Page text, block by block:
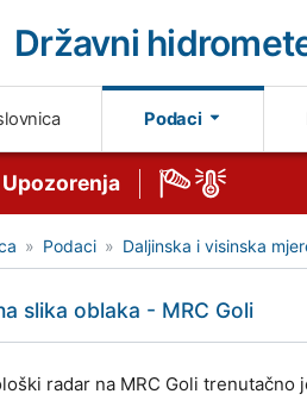
Državni
Podaci
Upozorenja
Podaci Daljinska i visinska
slika oblaka - MRC Goli
radar na MRC Goli